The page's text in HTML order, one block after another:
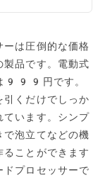
ーは圧倒的な価格
製品です。電動式
は999円です。
引くだけでしっか
ています。シンプ
で泡立てなどの機
ことができます
ドプロセッサーで